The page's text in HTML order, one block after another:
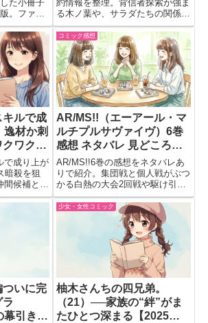
た小冊子
。ファン
く紹介。
約情報を整理。背信者探索が強ま
る木ノ葉や、サラダたちの関係変
化が気になる展開に。読む価値を
迷う人向けに見どころを紹介
キルで成
逸材か刺
ワクが
で成り上が
暗殺を狙
候補との
真価が試さ
。
コミック感想
AR/MS!!（エーアール・マ
ルチプルサヴァイヴ）6巻
感想 ネタバレ 見どころ｜
対照的な戦い方が熱すぎた
名勝負
AR/MS!!6巻の感想をネタバレあ
りで紹介。集団戦と個人戦がぶつ
かる白熱の大会2回戦や駆け引
き、登場人物の魅力など、読後の
興奮を会話形式でまとめていま
ついに完
幕引きを
少女・女性コミック
柚木さんちの四兄弟。
（21）──家族の“絆”がま
たひとつ深まる【2025年